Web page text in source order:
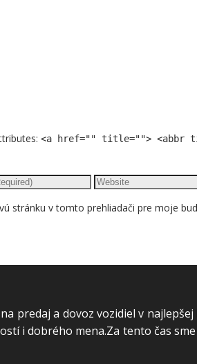
<a href="" title=""> <abbr
stránku v tomto prehliadači pre moje
predaj a dovoz vozidiel v
i dobrého mena.Za tento čas